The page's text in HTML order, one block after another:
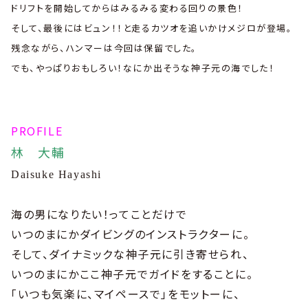
ドリフトを開始してからはみるみる変わる回りの景色！
そして、最後にはビュン！！と走るカツオを追いかけメジロが登場。
残念ながら、ハンマーは今回は保留でした。
でも、やっぱりおもしろい！なにか出そうな神子元の海でした！
PROFILE
林 大輔
Daisuke Hayashi
海の男になりたい！ってことだけで
いつのまにかダイビングのインストラクターに。
そして、ダイナミックな神子元に引き寄せられ、
いつのまにかここ神子元でガイドをすることに。
「いつも気楽に、マイペースで」をモットーに、